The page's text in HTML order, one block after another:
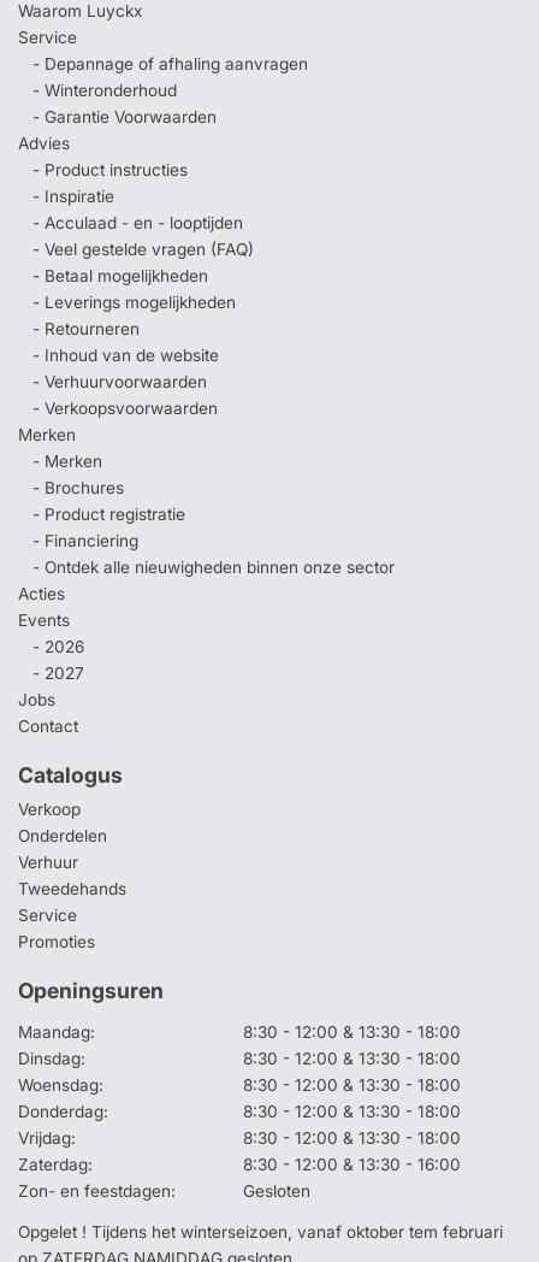
Waarom Luyckx
Service
- Depannage of afhaling aanvragen
- Winteronderhoud
- Garantie Voorwaarden
Advies
- Product instructies
- Inspiratie
- Acculaad - en - looptijden
- Veel gestelde vragen (FAQ)
- Betaal mogelijkheden
- Leverings mogelijkheden
- Retourneren
- Inhoud van de website
- Verhuurvoorwaarden
- Verkoopsvoorwaarden
Merken
- Merken
- Brochures
- Product registratie
- Financiering
- Ontdek alle nieuwigheden binnen onze sector
Acties
Events
- 2026
- 2027
Jobs
Contact
Catalogus
Verkoop
Onderdelen
Verhuur
Tweedehands
Service
Promoties
Openingsuren
Maandag:
8:30 - 12:00 & 13:30 - 18:00
Dinsdag:
8:30 - 12:00 & 13:30 - 18:00
Woensdag:
8:30 - 12:00 & 13:30 - 18:00
Donderdag:
8:30 - 12:00 & 13:30 - 18:00
Vrijdag:
8:30 - 12:00 & 13:30 - 18:00
Zaterdag:
8:30 - 12:00 & 13:30 - 16:00
Zon- en feestdagen:
Gesloten
Opgelet ! Tijdens het winterseizoen, vanaf oktober tem februari
op ZATERDAG NAMIDDAG gesloten.